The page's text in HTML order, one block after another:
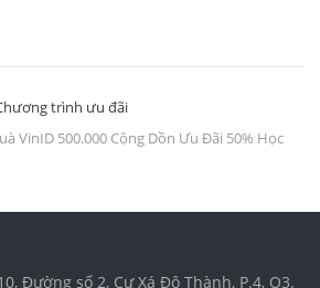
trình ưu đãi
VinID 500.000 Cộng Dồn Ưu Đãi 50% Học
Đường số 2, Cư Xá Đô Thành, P.4, Q3.